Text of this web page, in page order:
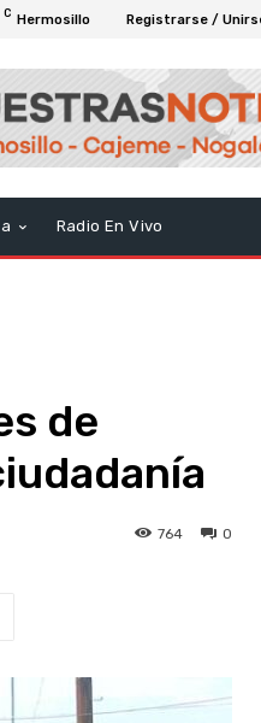
C Hermosillo Registrarse /
Radio En Vivo
de
0
764